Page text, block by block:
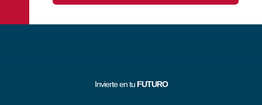
Invierte en tu FUTURO